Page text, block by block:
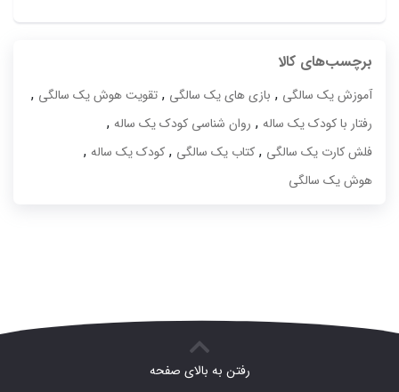
برچسب‌های کالا
آموزش یک سالگی , بازی های یک سالگی , تقویت هوش یک سالگی ,
رفتار با کودک یک ساله , روان شناسی کودک یک ساله ,
فلش کارت یک سالگی , کتاب یک سالگی , کودک یک ساله ,
هوش یک سالگی
رفتن به بالای صفحه